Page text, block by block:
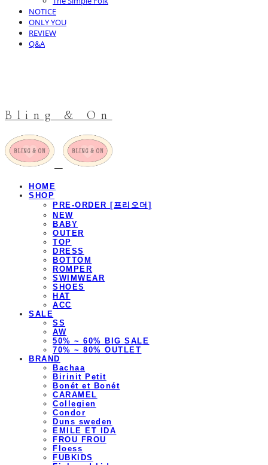
NOTICE
ONLY YOU
REVIEW
Q&A
Bling & On
HOME
SHOP
PRE-ORDER [프리오더]
NEW
BABY
OUTER
TOP
DRESS
BOTTOM
ROMPER
SWIMWEAR
SHOES
HAT
ACC
SALE
SS
AW
50% ~ 60% BIG SALE
70% ~ 80% OUTLET
BRAND
Bachaa
Birinit Petit
Bonét et Bonét
CARAMEL
Collegien
Condor
Duns sweden
EMILE ET IDA
FROU FROU
Floess
FUBKIDS